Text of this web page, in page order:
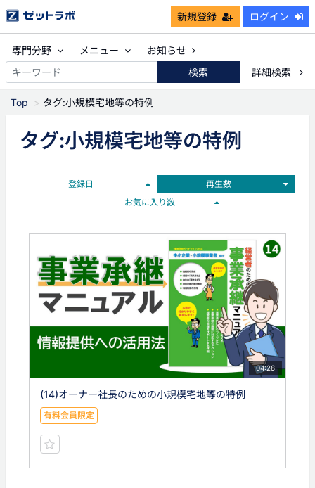
新規登録 ログイン
専門分野 メニュー
お知らせ
検索
詳細検索
Top タグ:小規模宅地等の特例
タグ:小規模宅地等の特例
登録日
再生数
お気に入り数
04:28
(14)オーナー社長のための小規模宅地等の特例
有料会員限定